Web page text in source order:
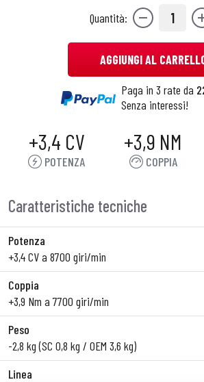
Quantità: 1
AGGIUNGI AL
Paga in 3 rate da
Senza interessi!
+3,4 CV
POTENZA
+3,9 NM
COPPIA
Caratteristiche tecniche
Potenza
+3,4 CV a 8700 giri/min
Coppia
+3,9 Nm a 7700 giri/min
Peso
-2,8 kg (SC 0,8 kg / OEM 3,6 kg)
Linea